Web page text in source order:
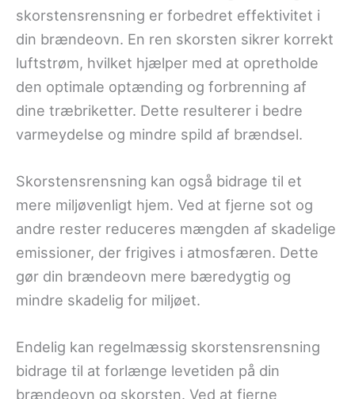
skorstensrensning er forbedret effektivitet i
din brændeovn. En ren skorsten sikrer korrekt
luftstrøm, hvilket hjælper med at opretholde
den optimale optænding og forbrenning af
dine træbriketter. Dette resulterer i bedre
varmeydelse og mindre spild af brændsel.
Skorstensrensning kan også bidrage til et
mere miljøvenligt hjem. Ved at fjerne sot og
andre rester reduceres mængden af ​​skadelige
emissioner, der frigives i atmosfæren. Dette
gør din brændeovn mere bæredygtig og
mindre skadelig for miljøet.
Endelig kan regelmæssig skorstensrensning
bidrage til at forlænge levetiden på din
brændeovn og skorsten. Ved at fjerne